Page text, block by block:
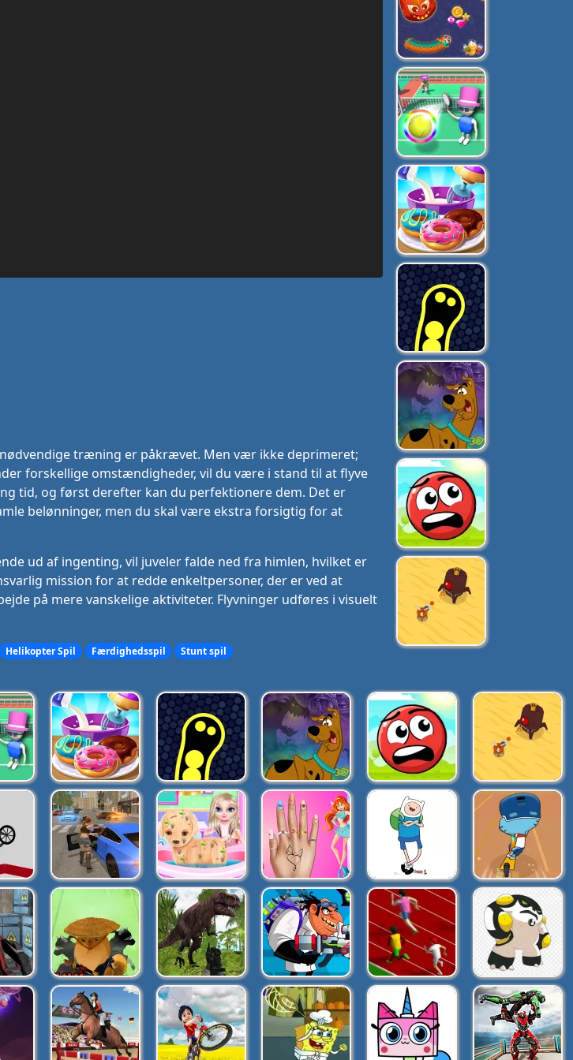
træning er påkrævet. Men vær ikke deprimeret;
forskellige omstændigheder, vil du være i stand til at flyve
tid, og først derefter kan du perfektionere dem. Det er
belønninger, men du skal være ekstra forsigtig for at
ud af ingenting, vil juveler falde ned fra himlen, hvilket er
mission for at redde enkeltpersoner, der er ved at
på mere vanskelige aktiviteter. Flyvninger udføres i visuelt
Helikopter Spil Færdighedsspil Stunt spil